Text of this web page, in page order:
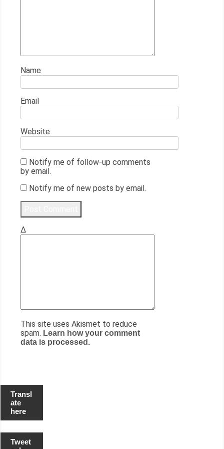
Name
Email
Website
Notify me of follow-up comments
by email.
Notify me of new posts by email.
Δ
This site uses Akismet to reduce
spam. Learn how your comment
data is processed.
Transl
ate
here
Tweet